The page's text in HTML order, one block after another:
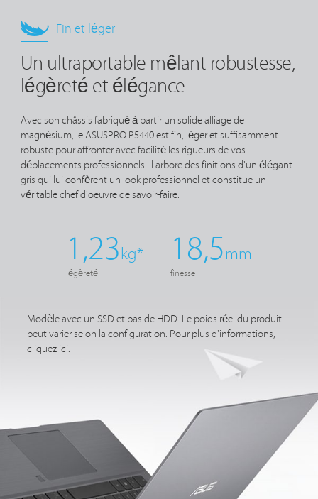
Fin et léger
Un ultraportable mêlant robustesse,
légèreté et élégance
Avec son châssis fabriqué à partir un solide alliage de
magnésium, le ASUSPRO P5440 est fin, léger et suffisamment
robuste pour affronter avec facilité les rigueurs de vos
déplacements professionnels. Il arbore des finitions d'un élégant
gris qui lui confèrent un look professionnel et constitue un
véritable chef d'oeuvre de savoir-faire.
1,23 kg*
légèreté
18,5mm
finesse
Modèle avec un SSD et pas de HDD. Le poids réel du produit
peut varier selon la configuration. Pour plus d'informations,
cliquez ici.